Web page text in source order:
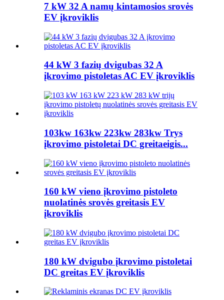
7 kW 32 A namų kintamosios srovės
EV įkroviklis
44 kW 3 fazių dvigubas 32 A
įkrovimo pistoletas AC EV įkroviklis
103kw 163kw 223kw 283kw Trys
įkrovimo pistoletai DC greitaeigis...
160 kW vieno įkrovimo pistoleto
nuolatinės srovės greitasis EV
įkroviklis
180 kW dvigubo įkrovimo pistoletai
DC greitas EV įkroviklis